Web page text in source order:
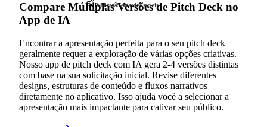
Publicação em redes sociais
Compare Múltiplas Versões de Pitch Deck no
App de IA
Encontrar a apresentação perfeita para o seu pitch deck
geralmente requer a exploração de várias opções criativas.
Nosso app de pitch deck com IA gera 2-4 versões distintas
com base na sua solicitação inicial. Revise diferentes
designs, estruturas de conteúdo e fluxos narrativos
diretamente no aplicativo. Isso ajuda você a selecionar a
apresentação mais impactante para cativar seu público.